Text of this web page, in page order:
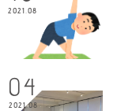
2021.08
04
2021.08